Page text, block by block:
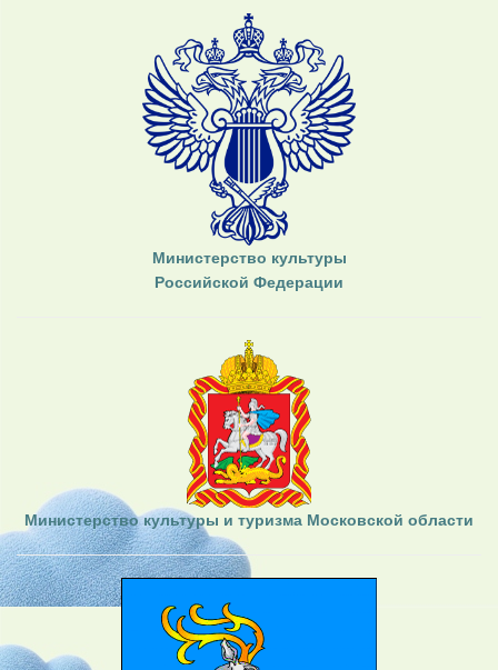
Министерство культуры
Российской Федерации
Министерство культуры и туризма Московской области